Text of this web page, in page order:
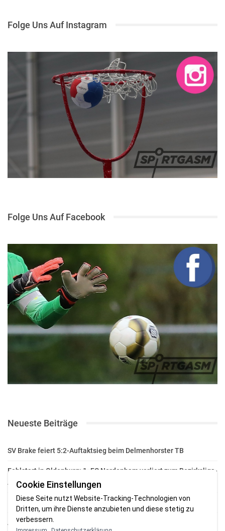
Folge Uns Auf Instagram
Folge Uns Auf Facebook
Neueste Beiträge
SV Brake feiert 5:2-Auftaktsieg beim Delmenhorster TB
Fehlstart in Oldenburg: 1. FC Nordenham verliert zum Bezirksliga-
Auftakt
Fußball in der Wesermarsch: Die Bilder vom Wochenende
Aufstieg geschafft: HSG-Unterweser-C-Jugend macht sich bereit
Cookie Einstellungen
Diese Seite nutzt Website-Tracking-Technologien von
Dritten, um ihre Dienste anzubieten und diese stetig zu
verbessern.